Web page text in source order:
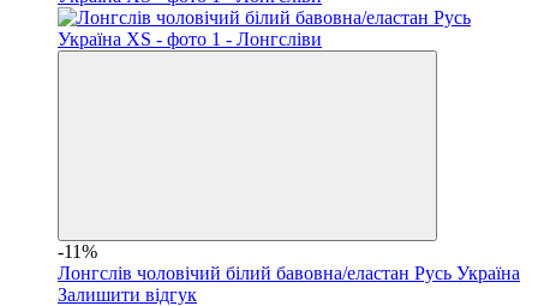
-11%
Лонгслів чоловічий білий бавовна/еластан Русь Україна
Залишити відгук